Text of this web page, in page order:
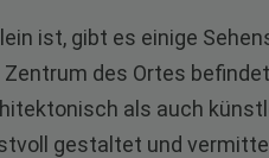
ist, gibt es einige
des Ortes
als auch
gestaltet und